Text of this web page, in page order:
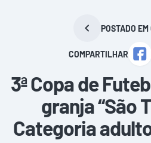
POSTADO
COMPARTILHAR
3ª Copa de
granja “São
Categoria